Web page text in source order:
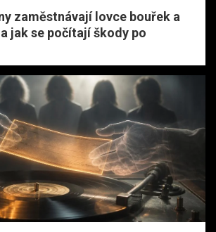
zaměstnávají lovce bouřek a
jak se počítají škody po